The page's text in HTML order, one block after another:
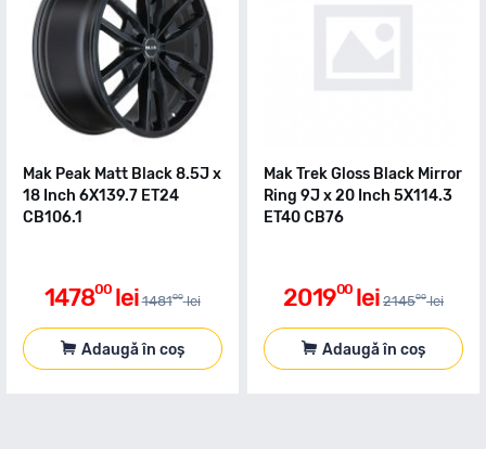
Mak Peak Matt Black 8.5J x
18 Inch 6X139.7 ET24
CB106.1
147800 lei 148100 lei
Adaugă în coș
Mak Trek Gloss Black Mirror
Ring 9J x 20 Inch 5X114.3
ET40 CB76
201900 lei 214500 lei
Adaugă în coș